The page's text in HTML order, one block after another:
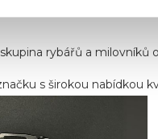
rybářů a
s širokou nabídkou